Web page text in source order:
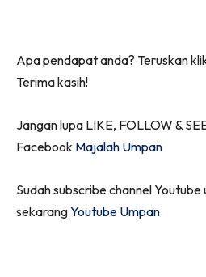
Apa pendapat anda? Teruskan
Terima kasih!
Jangan lupa LIKE, FOLLOW &
Facebook Majalah Umpan
Sudah subscribe channel Youtube
sekarangYoutube Umpan